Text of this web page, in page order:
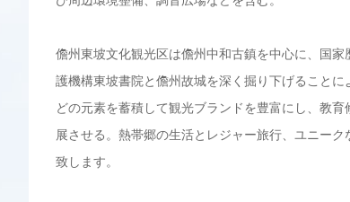
儋州東坡文化観光区は儋州中和古鎮を中心に、国
護機構東坡書院と儋州故城を深く掘り下げること
どの元素を蓄積して観光ブランドを豊富にし、教
展させる。熱帯郷の生活とレジャー旅行、ユニー
致します。